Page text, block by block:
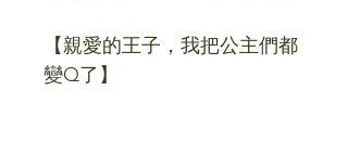
【親愛的王子，我把公主們都
變Q了】